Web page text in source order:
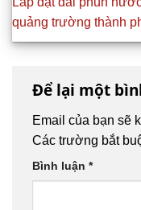
quảng trường thành
Để lại một
Email của bạn sẽ
Các trường bắt
Bình luận *